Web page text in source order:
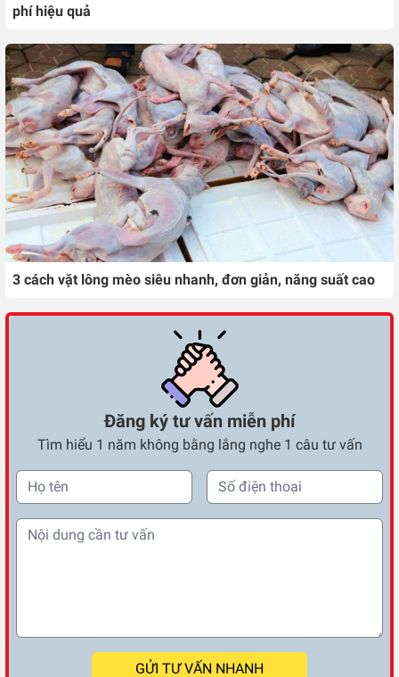
phí hiệu quả
3 cách vặt lông mèo siêu nhanh, đơn giản, năng suất cao
Đăng ký tư vấn miễn phí
Tìm hiểu 1 năm không bằng lắng nghe 1 câu tư vấn
GỬI TƯ VẤN NHANH